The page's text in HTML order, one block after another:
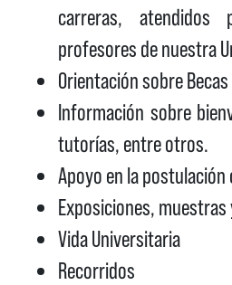
carreras,
profesores de nuestra
Orientación sobre
Información sobre
tutorías, entre otros.
Apoyo en la
Exposiciones,
Vida Universitaria
Recorridos